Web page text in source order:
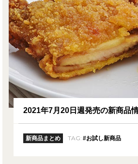
2021年7月20日週発売の新商品
新商品まとめ TAG: #お試し新商品